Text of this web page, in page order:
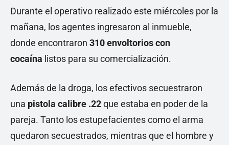
Durante el operativo realizado este miércoles por la
mañana, los agentes ingresaron al inmueble,
donde encontraron 310 envoltorios con
cocaína listos para su comercialización.
Además de la droga, los efectivos secuestraron
una pistola calibre .22que estaba en poder de la
pareja. Tanto los estupefacientes como el arma
quedaron secuestrados, mientras que el hombre y